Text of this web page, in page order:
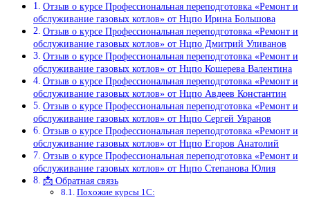
Отзыв о курсе Профессиональная переподготовка «Ремонт и
обслуживание газовых котлов» от Нцпо Ирина Большова
Отзыв о курсе Профессиональная переподготовка «Ремонт и
обслуживание газовых котлов» от Нцпо Дмитрий Уливанов
Отзыв о курсе Профессиональная переподготовка «Ремонт и
обслуживание газовых котлов» от Нцпо Кошерева Валентина
Отзыв о курсе Профессиональная переподготовка «Ремонт и
обслуживание газовых котлов» от Нцпо Авдеев Константин
Отзыв о курсе Профессиональная переподготовка «Ремонт и
обслуживание газовых котлов» от Нцпо Сергей Увранов
Отзыв о курсе Профессиональная переподготовка «Ремонт и
обслуживание газовых котлов» от Нцпо Егоров Анатолий
Отзыв о курсе Профессиональная переподготовка «Ремонт и
обслуживание газовых котлов» от Нцпо Степанова Юлия
📩 Обратная связь
Похожие курсы 1С: